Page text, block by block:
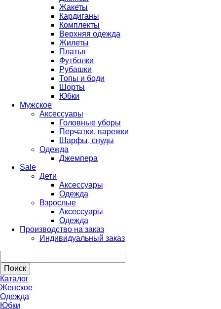
Жакеты
Кардиганы
Комплекты
Верхняя одежда
Жилеты
Платья
Футболки
Рубашки
Топы и боди
Шорты
Юбки
Мужское
Аксессуары
Головные уборы
Перчатки, варежки
Шарфы, снуды
Одежда
Джемпера
Sale
Дети
Аксессуары
Одежда
Взрослые
Аксессуары
Одежда
Производство на заказ
Индивидуальный заказ
Каталог
Женское
Одежда
Юбки